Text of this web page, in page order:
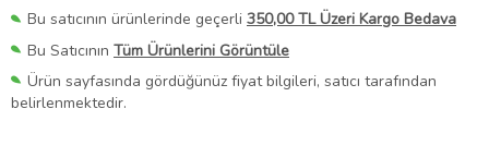
Bu satıcının ürünlerinde geçerli 350,00 TL Üzeri Kargo Bedava
Bu Satıcının Tüm Ürünlerini Görüntüle
Ürün sayfasında gördüğünüz fiyat bilgileri, satıcı tarafından
belirlenmektedir.